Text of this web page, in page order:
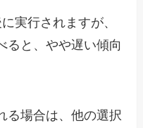
実行されますが、
ると、やや遅い傾向
る場合は、他の選択